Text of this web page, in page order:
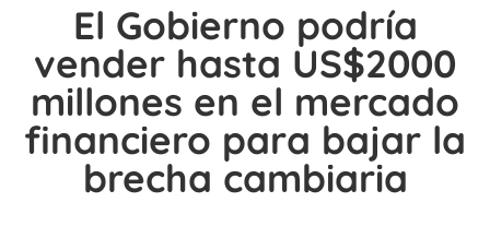
El Gobierno podría
vender hasta US$2000
millones en el mercado
financiero para bajar la
brecha cambiaria